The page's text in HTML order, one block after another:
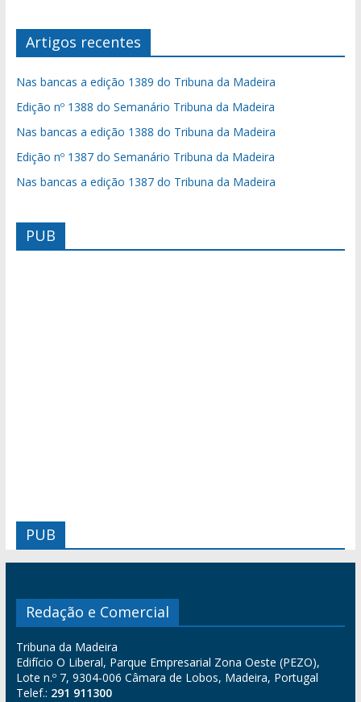
Artigos recentes
Nas bancas a edição 1389 do Tribuna da Madeira
Edição nº 1388 do Semanário Tribuna da Madeira
Nas bancas a edição 1388 do Tribuna da Madeira
Edição nº 1387 do Semanário Tribuna da Madeira
Nas bancas a edição 1387 do Tribuna da Madeira
PUB
PUB
Redação e Comercial
Tribuna da Madeira
Edifício O Liberal, Parque Empresarial Zona Oeste (PEZO),
Lote n.º 7, 9304-006 Câmara de Lobos, Madeira, Portugal
Telef.: 291 911300